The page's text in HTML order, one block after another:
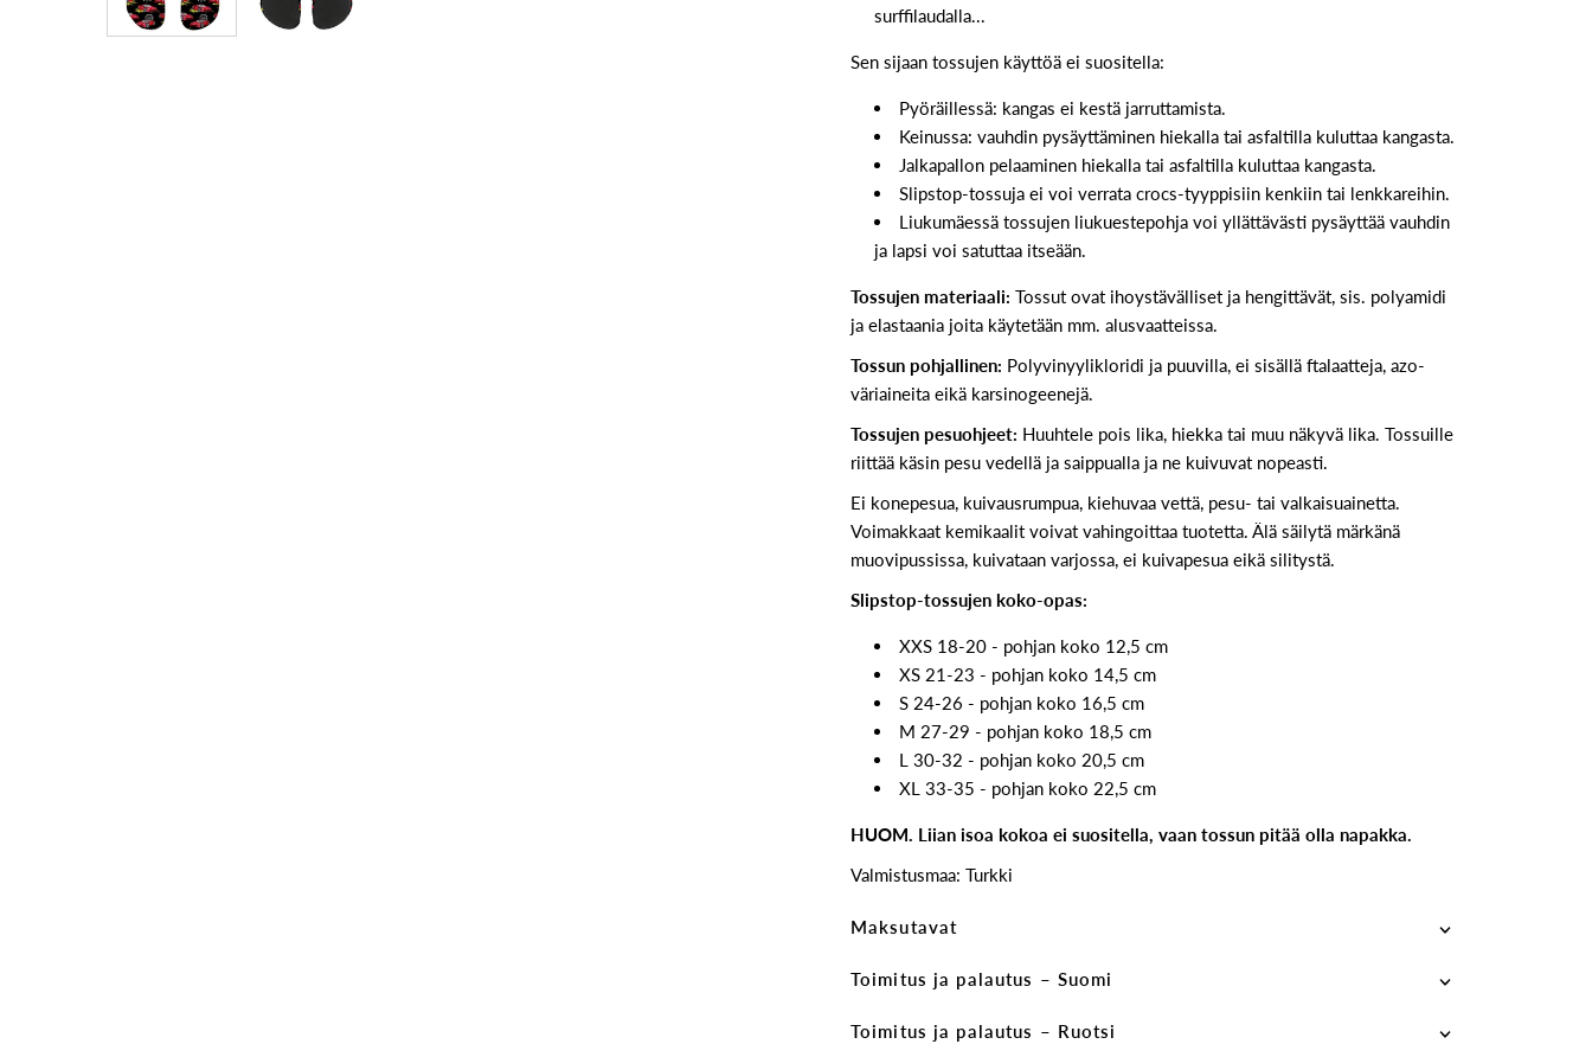
surffilaudalla...
Sen sijaan tossujen käyttöä ei suositella:
Pyöräillessä: kangas ei kestä jarruttamista.
Keinussa: vauhdin pysäyttäminen hiekalla tai asfaltilla kuluttaa kangasta.
Jalkapallon pelaaminen hiekalla tai asfaltilla kuluttaa kangasta.
Slipstop-tossuja ei voi verrata crocs-tyyppisiin kenkiin tai lenkkareihin.
Liukumäessä tossujen liukuestepohja voi yllättävästi pysäyttää vauhdin
ja lapsi voi satuttaa itseään.
Tossujen materiaali: Tossut ovat ihoystävälliset ja hengittävät, sis. polyamidi
ja elastaania joita käytetään mm. alusvaatteissa.
Tossun pohjallinen: Polyvinyylikloridi ja puuvilla, ei sisällä ftalaatteja, azo-
väriaineita eikä karsinogeenejä.
Tossujen pesuohjeet: Huuhtele pois lika, hiekka tai muu näkyvä lika. Tossuille
riittää käsin pesu vedellä ja saippualla ja ne kuivuvat nopeasti.
Ei konepesua, kuivausrumpua, kiehuvaa vettä, pesu- tai valkaisuainetta.
Voimakkaat kemikaalit voivat vahingoittaa tuotetta. Älä säilytä märkänä
muovipussissa, kuivataan varjossa, ei kuivapesua eikä silitystä.
Slipstop-tossujen koko-opas:
XXS 18-20 - pohjan koko 12,5 cm
XS 21-23 - pohjan koko 14,5 cm
S 24-26 - pohjan koko 16,5 cm
M 27-29 - pohjan koko 18,5 cm
L 30-32 - pohjan koko 20,5 cm
XL 33-35 - pohjan koko 22,5 cm
HUOM. Liian isoa kokoa ei suositella, vaan tossun pitää olla napakka.
Valmistusmaa: Turkki
Maksutavat
Toimitus ja palautus – Suomi
Toimitus ja palautus – Ruotsi